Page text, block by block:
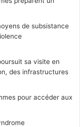
de subsistance
sa visite en
des infrastructures
pour accéder aux